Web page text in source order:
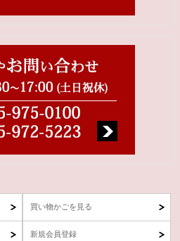
買い物かごを見る
新規会員登録